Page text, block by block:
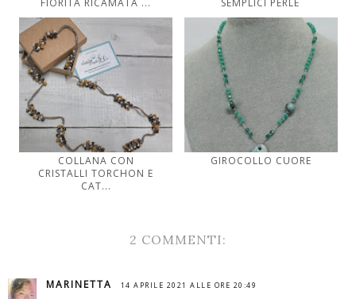
COLLANA CON
CRISTALLI TORCHON E
CAT...
GIROCOLLO CUORE
2 COMMENTI:
MARINETTA 14 APRILE 2021 ALLE ORE 20:49